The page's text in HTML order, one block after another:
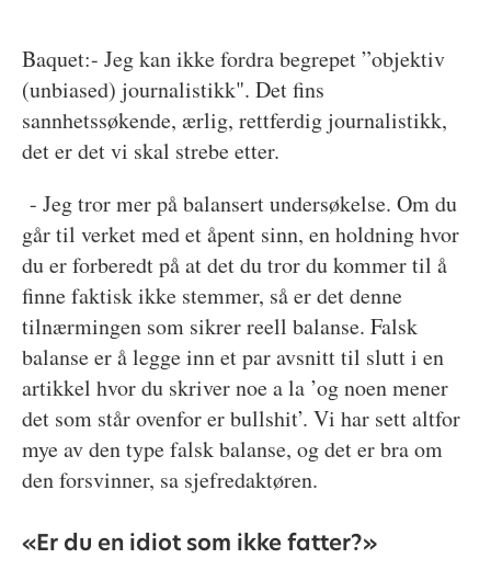
Baquet:- Jeg kan ikke fordra begrepet ”objektiv
(unbiased) journalistikk". Det fins
sannhetssøkende, ærlig, rettferdig journalistikk,
det er det vi skal strebe etter.
- Jeg tror mer på balansert undersøkelse. Om du
går til verket med et åpent sinn, en holdning hvor
du er forberedt på at det du tror du kommer til å
finne faktisk ikke stemmer, så er det denne
tilnærmingen som sikrer reell balanse. Falsk
balanse er å legge inn et par avsnitt til slutt i en
artikkel hvor du skriver noe a la ’og noen mener
det som står ovenfor er bullshit’. Vi har sett altfor
mye av den type falsk balanse, og det er bra om
den forsvinner, sa sjefredaktøren.
«Er du en idiot som ikke fatter?»